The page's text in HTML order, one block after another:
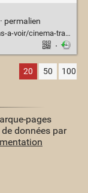
permalien
cinema-transgressif
·
20 50 100
pages
données par